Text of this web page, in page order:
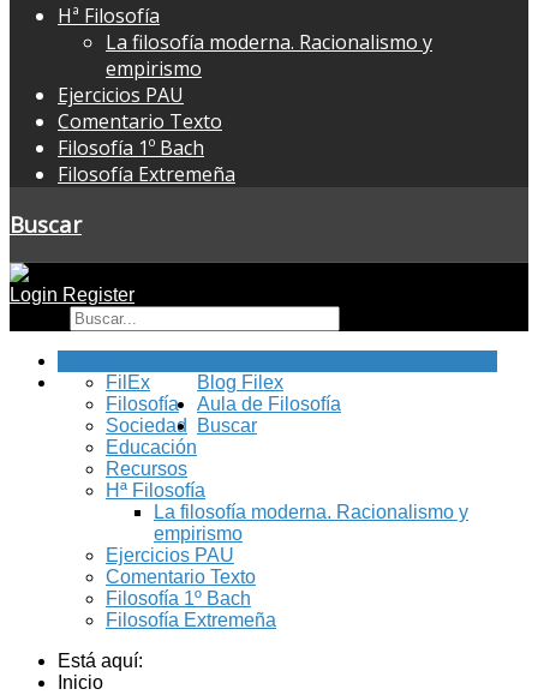
Hª Filosofía
La filosofía moderna. Racionalismo y
empirismo
Ejercicios PAU
Comentario Texto
Filosofía 1º Bach
Filosofía Extremeña
Buscar
Login Register
Blog Filex
FilEx
Filosofía
Sociedad
Educación
Recursos
Aula de Filosofía
Hª Filosofía
La filosofía moderna. Racionalismo y
empirismo
Ejercicios PAU
Comentario Texto
Filosofía 1º Bach
Filosofía Extremeña
Buscar
Está aquí:
Inicio